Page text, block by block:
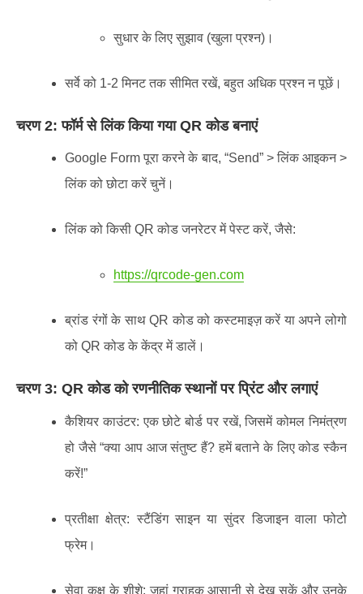
सुधार के लिए सुझाव (खुला प्रश्न)।
सर्वे को 1-2 मिनट तक सीमित रखें, बहुत अधिक प्रश्न न पूछें।
चरण 2: फॉर्म से लिंक किया गया QR कोड बनाएं
Google Form पूरा करने के बाद, “Send” > लिंक आइकन >
लिंक को छोटा करें चुनें।
लिंक को किसी QR कोड जनरेटर में पेस्ट करें, जैसे:
https://qrcode-gen.com
ब्रांड रंगों के साथ QR कोड को कस्टमाइज़ करें या अपने लोगो
को QR कोड के केंद्र में डालें।
चरण 3: QR कोड को रणनीतिक स्थानों पर प्रिंट और लगाएं
कैशियर काउंटर: एक छोटे बोर्ड पर रखें, जिसमें कोमल निमंत्रण
हो जैसे “क्या आप आज संतुष्ट हैं? हमें बताने के लिए कोड स्कैन
करें!”
प्रतीक्षा क्षेत्र: स्टैंडिंग साइन या सुंदर डिजाइन वाला फोटो
फ्रेम।
सेवा कक्ष के शीशे: जहां ग्राहक आसानी से देख सकें और उनके